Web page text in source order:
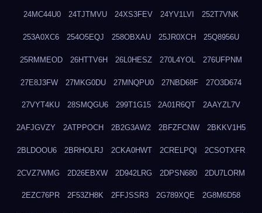
24MC44U0 24TJTMVU 24XS3FEV 24YV1LVI 252T7VNK
253A0XC6 254O5EQJ 258OBXAU 25JR0XCH 25Q8956U
25RMMEOD 26HTTV6H 26L0HESZ 270L4YOL 276UFPNM
27E8J3FW 27MKG0DU 27MNQPU0 27NBD68F 27O3D674
27VYT4KU 28SMQGU6 299T1G15 2A01R6QT 2AAYZL7V
2AFJGVZY 2ATPPOCH 2B2G3AW2 2BFZFCNW 2BKKV1H5
2BLDOOU6 2BRHOLRJ 2CKA0HWT 2CRELPQI 2CSOTXFR
2CVZ7WMG 2D26EBXW 2D942LRG 2DPSN680 2DU7LORM
2EZC76PR 2F53ZH8K 2FFJSSR3 2G789XQE 2G8M6D58